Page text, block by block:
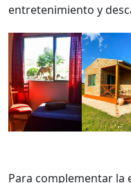
entretenimiento y
Para complementar la